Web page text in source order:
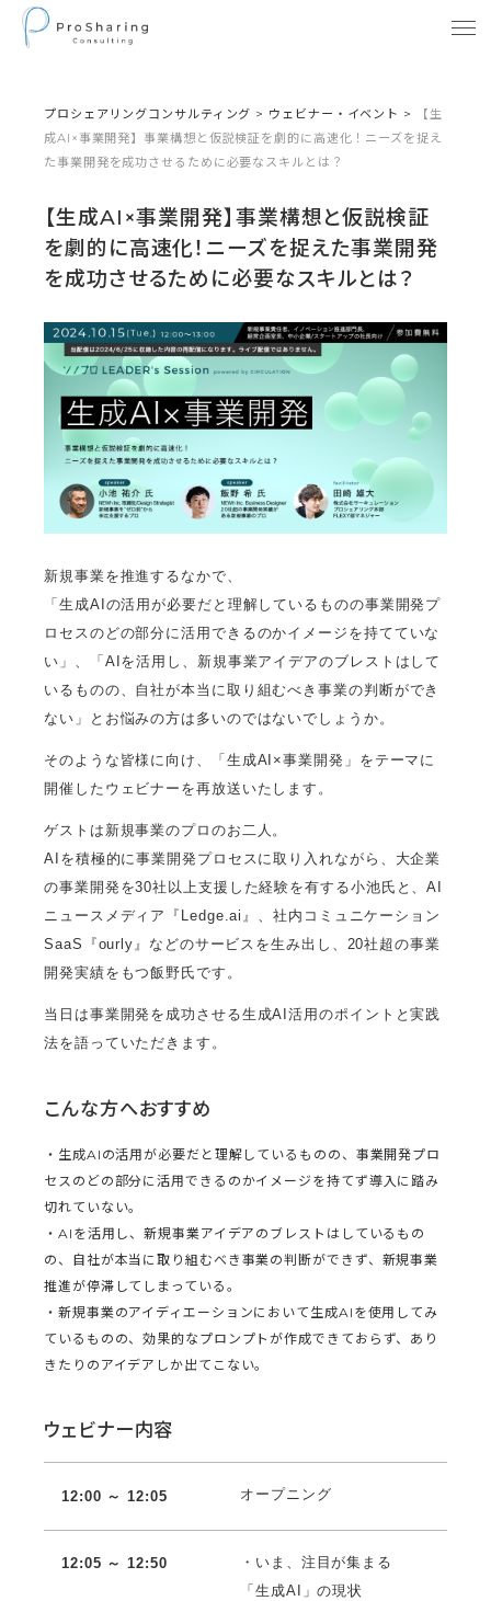
プロシェアリングコンサルティング > ウェビナー・イベント >
【生
成AI×事業開発】事業構想と仮説検証を劇的に高速化！ニーズを捉え
た事業開発を成功させるために必要なスキルとは？
【生成AI×事業開発】事業構想と仮説検証
を劇的に高速化！ニーズを捉えた事業開発
を成功させるために必要なスキルとは？
新規事業を推進するなかで、
「生成AIの活用が必要だと理解しているものの事業開発プ
ロセスのどの部分に活用できるのかイメージを持てていな
い」、「AIを活用し、新規事業アイデアのブレストはして
いるものの、自社が本当に取り組むべき事業の判断ができ
ない」とお悩みの方は多いのではないでしょうか。
そのような皆様に向け、「生成AI×事業開発」をテーマに
開催したウェビナーを再放送いたします。
ゲストは新規事業のプロのお二人。
AIを積極的に事業開発プロセスに取り入れながら、大企業
の事業開発を30社以上支援した経験を有する小池氏と、AI
ニュースメディア『Ledge.ai』、社内コミュニケーション
SaaS『ourly』などのサービスを生み出し、20社超の事業
開発実績をもつ飯野氏です。
当日は事業開発を成功させる生成AI活用のポイントと実践
法を語っていただきます。
こんな方へおすすめ
・生成AIの活用が必要だと理解しているものの、事業開発プロ
セスのどの部分に活用できるのかイメージを持てず導入に踏み
切れていない。
・AIを活用し、新規事業アイデアのブレストはしているもの
の、自社が本当に取り組むべき事業の判断ができず、新規事業
推進が停滞してしまっている。
・新規事業のアイディエーションにおいて生成AIを使用してみ
ているものの、効果的なプロンプトが作成できておらず、あり
きたりのアイデアしか出てこない。
ウェビナー内容
12:00 ～ 12:05 オープニング
12:05 ～ 12:50
・いま、注目が集まる
「生成AI」の現状